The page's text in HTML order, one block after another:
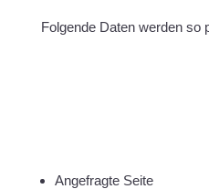
Folgende Daten werden so
Angefragte Seite